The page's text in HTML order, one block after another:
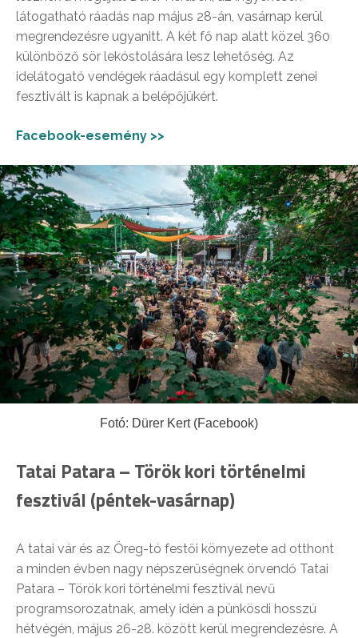
látogatható ráadás nap május 28-án, vasárnap kerül
megrendezésre ugyanitt. A két fő nap alatt közel 360
különböző sör lekóstolására lesz lehetőség. Az
idelátogató vendégek ráadásul egy komplett zenei
fesztivált is kapnak a belépőjükért.
Facebook-esemény >>
Fotó: Dürer Kert (Facebook)
Tatai Patara – Török kori történelmi
fesztivál (péntek-vasárnap)
A tatai vár és az Öreg-tó festői környezete ad otthont
a minden évben nagy népszerűségnek örvendő Tatai
Patara – Török kori történelmi fesztivál nevű
programsorozatnak, amely idén a pünkösdi hosszú
hétvégén, május 26-28. között kerül megrendezésre. A